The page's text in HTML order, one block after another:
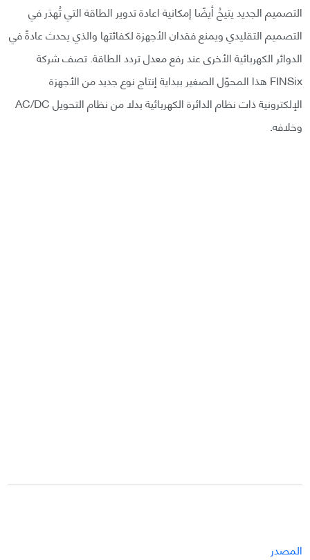
التصميم الجديد يتيحُ أيضًا إمكانية اعادة تدوير الطاقة التي تُهدَر في
التصميم التقليدي ويمنع فقدان الأجهزة لكفائتها والذي يحدث عادةً في
الدوائر الكهربائية الأخرى عند رفع معدل تردد الطاقة. تصف شركة
FINSix هذا المحوّل الصغير ببداية إنتاج نوع جديد من الأجهزة
الإلكترونية ذات نظام الدائرة الكهربائية بدلا من نظام التحويل AC/DC
وخلافه.
المصدر